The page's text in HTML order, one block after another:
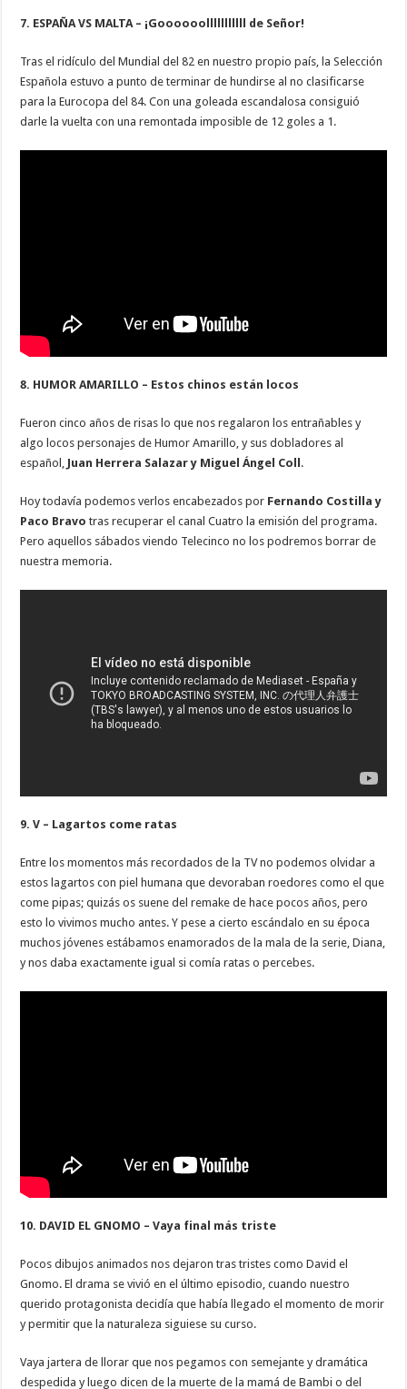
7. ESPAÑA VS MALTA – ¡Goooooolllllllllll de Señor!
Tras el ridículo del Mundial del 82 en nuestro propio país, la Selección
Española estuvo a punto de terminar de hundirse al no clasificarse
para la Eurocopa del 84. Con una goleada escandalosa consiguió
darle la vuelta con una remontada imposible de 12 goles a 1.
8. HUMOR AMARILLO – Estos chinos están locos
Fueron cinco años de risas lo que nos regalaron los entrañables y
algo locos personajes de Humor Amarillo, y sus dobladores al
español, Juan Herrera Salazar y Miguel Ángel Coll .
Hoy todavía podemos verlos encabezados por Fernando Costilla y
Paco Bravo tras recuperar el canal Cuatro la emisión del programa.
Pero aquellos sábados viendo Telecinco no los podremos borrar de
nuestra memoria.
9. V – Lagartos come ratas
Entre los momentos más recordados de la TV no podemos olvidar a
estos lagartos con piel humana que devoraban roedores como el que
come pipas; quizás os suene del remake de hace pocos años, pero
esto lo vivimos mucho antes. Y pese a cierto escándalo en su época
muchos jóvenes estábamos enamorados de la mala de la serie, Diana,
y nos daba exactamente igual si comía ratas o percebes.
10. DAVID EL GNOMO – Vaya final más triste
Pocos dibujos animados nos dejaron tras tristes como David el
Gnomo. El drama se vivió en el último episodio, cuando nuestro
querido protagonista decidía que había llegado el momento de morir
y permitir que la naturaleza siguiese su curso.
Vaya jartera de llorar que nos pegamos con semejante y dramática
despedida y luego dicen de la muerte de la mamá de Bambi o del